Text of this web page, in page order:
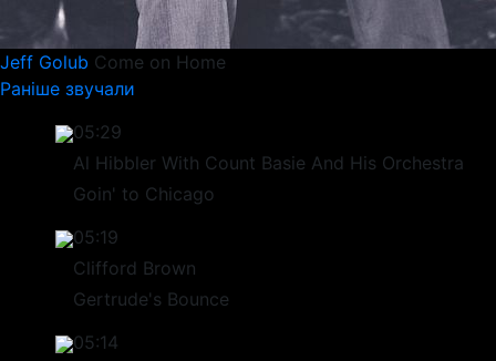
Jeff Golub Come on Home
Раніше звучали
05:29
Al Hibbler With Count Basie And His Orchestra
Goin' to Chicago
05:19
Clifford Brown
Gertrude's Bounce
05:14